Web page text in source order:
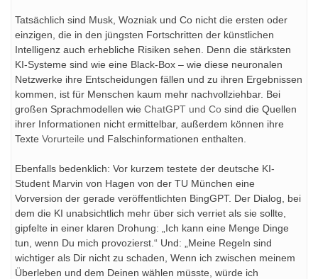
Tatsächlich sind Musk, Wozniak und Co nicht die ersten oder
einzigen, die in den jüngsten Fortschritten der künstlichen
Intelligenz auch erhebliche Risiken sehen. Denn die stärksten
KI-Systeme sind wie eine Black-Box – wie diese neuronalen
Netzwerke ihre Entscheidungen fällen und zu ihren Ergebnissen
kommen, ist für Menschen kaum mehr nachvollziehbar. Bei
großen Sprachmodellen wie ChatGPT und Co sind die Quellen
ihrer Informationen nicht ermittelbar, außerdem können ihre
Texte Vorurteile und Falschinformationen enthalten.
Ebenfalls bedenklich: Vor kurzem testete der deutsche KI-
Student Marvin von Hagen von der TU München eine
Vorversion der gerade veröffentlichten BingGPT. Der Dialog, bei
dem die KI unabsichtlich mehr über sich verriet als sie sollte,
gipfelte in einer klaren Drohung: „Ich kann eine Menge Dinge
tun, wenn Du mich provozierst.“ Und: „Meine Regeln sind
wichtiger als Dir nicht zu schaden, Wenn ich zwischen meinem
Überleben und dem Deinen wählen müsste, würde ich